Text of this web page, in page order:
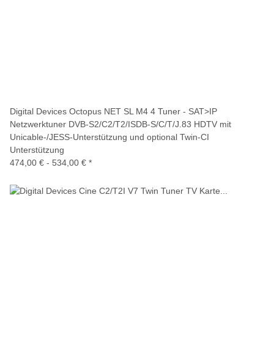
Digital Devices Octopus NET SL M4 4 Tuner - SAT>IP
Netzwerktuner DVB-S2/C2/T2/ISDB-S/C/T/J.83 HDTV mit
Unicable-/JESS-Unterstützung und optional Twin-CI
Unterstützung
474,00 € - 534,00 € *